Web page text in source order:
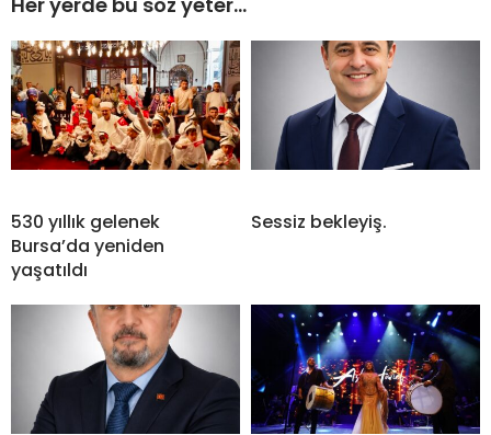
530 yıllık gelenek
Bursa’da yeniden
yaşatıldı
Sessiz bekleyiş.